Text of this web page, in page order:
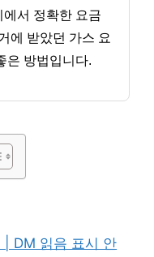
서 정확한 요금
에 받았던 가스 요
은 방법입니다.
| DM 읽음 표시 안